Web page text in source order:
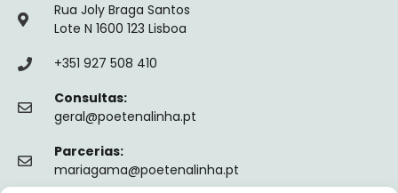
Rua Joly Braga Santos
Lote N 1600 123 Lisboa
+351 927 508 410
Consultas:
geral@poetenalinha.pt
Parcerias:
mariagama@poetenalinha.pt